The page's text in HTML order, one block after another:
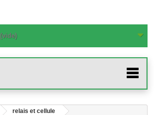
(vide)
relais et cellule